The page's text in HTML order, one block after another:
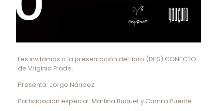
Les invitamos a la presentación del libro (DES) CONECTO
de Vriginia Frade.
Presenta: Jorge Nández
Participación especial: Martina Buquet y Camila Puente.